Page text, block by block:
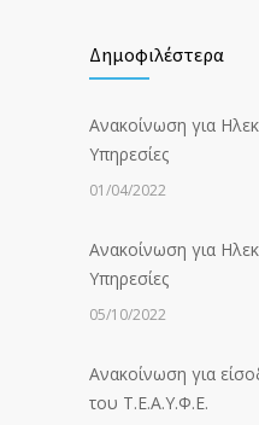
Δημοφιλέστερα
Ανακοίνωση για
Υπηρεσίες
01/04/2022
Ανακοίνωση για
Υπηρεσίες
05/10/2022
Ανακοίνωση για
του Τ.Ε.Α.Υ.Φ.Ε.